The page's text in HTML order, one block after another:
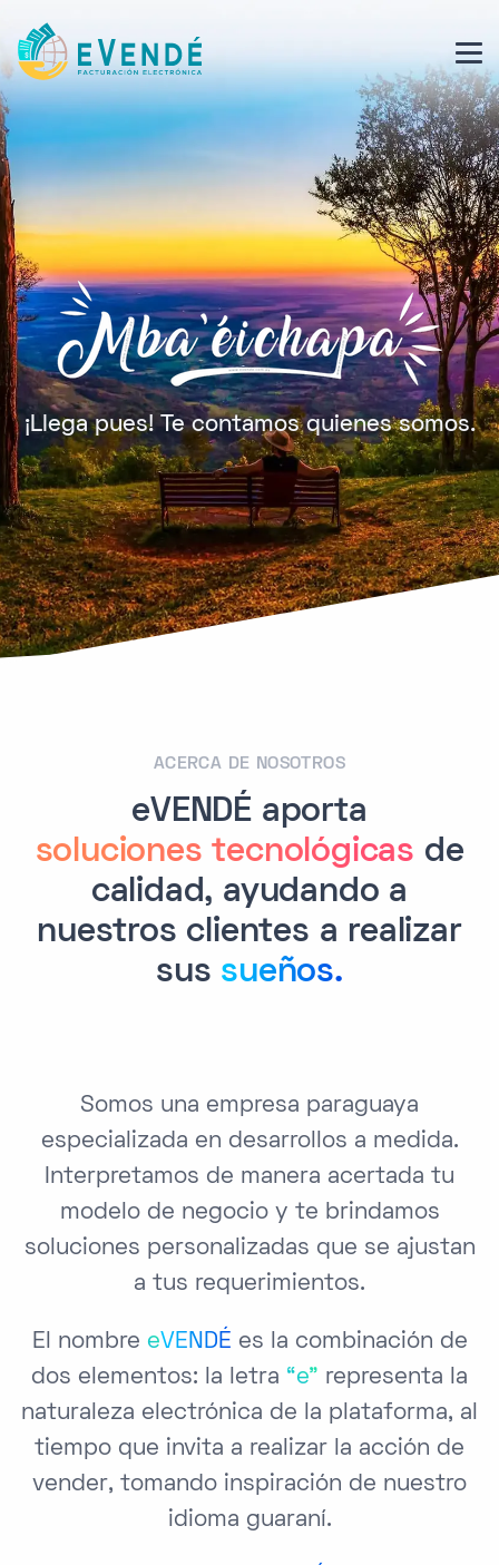
¡Llega pues! Te contamos quienes somos.
ACERCA DE NOSOTROS
eVENDÉ aporta
soluciones tecnológicas de
calidad, ayudando a
nuestros clientes a realizar
sus sueños.
Somos una empresa paraguaya
especializada en desarrollos a medida.
Interpretamos de manera acertada tu
modelo de negocio y te brindamos
soluciones personalizadas que se ajustan
a tus requerimientos.
El nombre eVENDÉ es la combinación de
dos elementos: la letra “e” representa la
naturaleza electrónica de la plataforma, al
tiempo que invita a realizar la acción de
vender, tomando inspiración de nuestro
idioma guaraní.